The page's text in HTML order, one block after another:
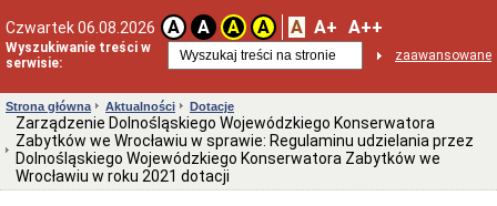
Czwartek 06.08.2026 A A A A A A+ A++
Wyszukiwanie treści w
serwisie:
zaawansowane
Europejskich
Delegatury
adresowe
Podstawy
prawne
działalności
Osoby
Strona główna Aktualności Dotacje
Zarządzenie Dolnośląskiego Wojewódzkiego Konserwatora
Zabytków we Wrocławiu w sprawie: Regulaminu udzielania przez
Dolnośląskiego Wojewódzkiego Konserwatora Zabytków we
Wrocławiu w roku 2021 dotacji